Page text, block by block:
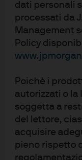
dati personali
processati da
Management
Policy
Poichè i
autorizzati o la
soggetta a
del lettore,
acquisire
pieno rispetto
preavviso. Le
specifica
essere trasmesse
giuridiche né
preventivo
Management.
J.P. Morgan
divisione di asset
& Co. e delle sue
Nei limiti
potremmo
comunicazioni
obblighi giuridici
I dati personali
elaborati da J.P.